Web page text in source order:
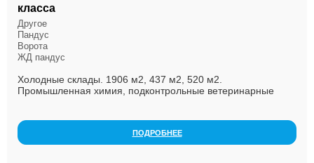
класса
Другое
Пандус
Ворота
ЖД пандус
Холодные склады. 1906 м2, 437 м2, 520 м2.
Промышленная химия, подконтрольные ветеринарные
ПОДРОБНЕЕ